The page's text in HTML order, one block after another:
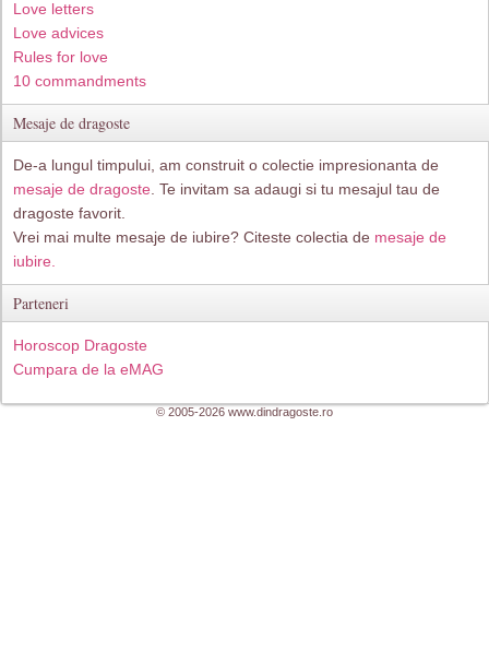
Love letters
Love advices
Rules for love
10 commandments
Mesaje de dragoste
De-a lungul timpului, am construit o colectie impresionanta de
mesaje de dragoste . Te invitam sa adaugi si tu mesajul tau de
dragoste favorit.
Vrei mai multe mesaje de iubire? Citeste colectia de mesaje de
iubire.
Parteneri
Horoscop Dragoste
Cumpara de la eMAG
© 2005-2026 www.dindragoste.ro